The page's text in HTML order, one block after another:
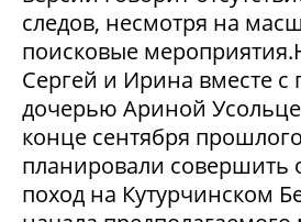
следов, несмотря на
поисковые
Сергей и Ирина вместе с
дочерью Ариной
конце сентября
планировали совершить
поход на Кутурчинском